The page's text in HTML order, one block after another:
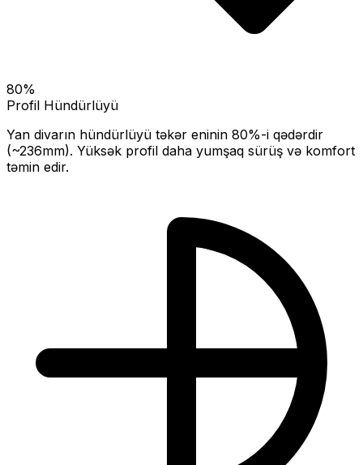
80%
Profil Hündürlüyü
Yan divarın hündürlüyü təkər eninin 80%-i qədərdir
(~236mm). Yüksək profil daha yumşaq sürüş və komfort
təmin edir.